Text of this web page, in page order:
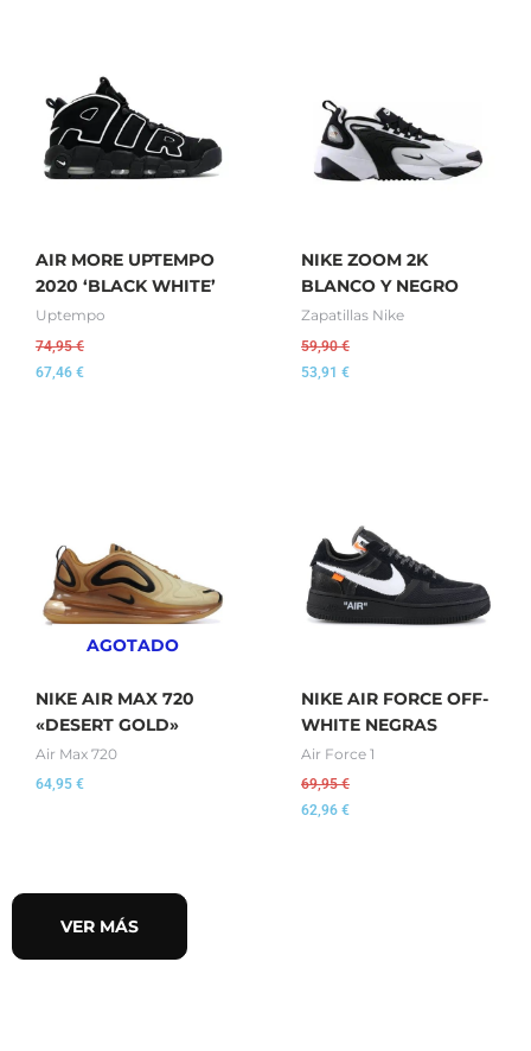
AIR MORE UPTEMPO
2020 ‘BLACK WHITE’
Uptempo
74,95€
67,46 €
NIKE ZOOM 2K
BLANCO Y NEGRO
Zapatillas Nike
59,90€
53,91 €
AGOTADO
NIKE AIR MAX 720
«DESERT GOLD»
Air Max 720
64,95 €
NIKE AIR FORCE OFF-
WHITE NEGRAS
Air Force 1
69,95€
62,96 €
VER MÁS